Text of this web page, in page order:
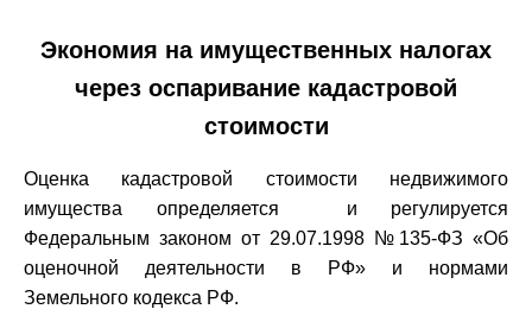
Экономия на имущественных налогах
через оспаривание кадастровой
стоимости
Оценка кадастровой стоимости недвижимого
имущества определяется и регулируется
Федеральным законом от 29.07.1998 №135-ФЗ «Об
оценочной деятельности в РФ» и нормами
Земельного кодекса РФ.